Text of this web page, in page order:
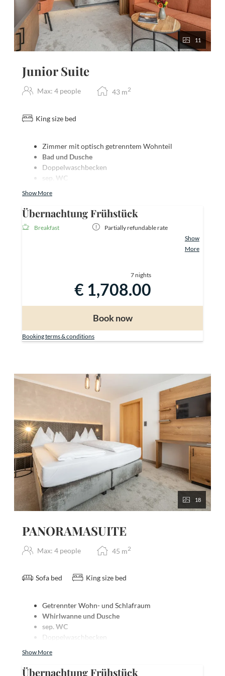
11
Junior Suite
Max: 4 people 43 m2
King size bed
Zimmer mit optisch getrenntem Wohnteil
Bad und Dusche
Doppelwaschbecken
sep. WC
Fön
Telefon
FLAT-TV
Radio
Granderwasser
kostenloses W-Lan
Show More
Übernachtung Frühstück
Breakfast Partially refundable rate
Qualität Tirol ( Tiroler Produkte )
frisch zubereiteten warme und kalte Gerichte
verschiedenen Säften
Etragiere Service
süßen Köstlichkeiten
Hotel 18:30-20:00 Uhr gegen Aufpreis
Gourmetabend gegen Aufpreis auf Vorbestellung
Traditionelle Suppe
Fleisch oder Käsefondue für 2 Personen
Tiroler Dry Aged Beef
Ötztaler Forelle Müllerin
Dessertvariation
Show
More
7 nights
€ 1,708.00
Book now
Booking terms & conditions
18
PANORAMASUITE
Max: 4 people 45 m2
Sofa bed King size bed
Getrennter Wohn- und Schlafraum
Whirlwanne und Dusche
sep. WC
Doppelwaschbecken
Fön
Telefon
Show More
Übernachtung Frühstück